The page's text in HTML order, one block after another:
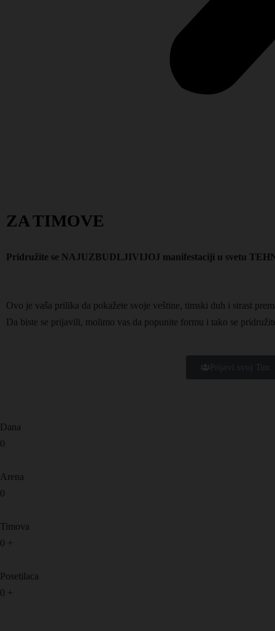
ZA TIMOVE
Pridružite se NAJUZBUDLJIVIJOJ manifestaciji u svetu
Ovo je vaša prilika da pokažete svoje veštine, timski duh i strast
Da biste se prijavili, molimo vas da popunite formu i tako se
Dana
0
Arena
0
Timova
0 +
Posetilaca
0 +